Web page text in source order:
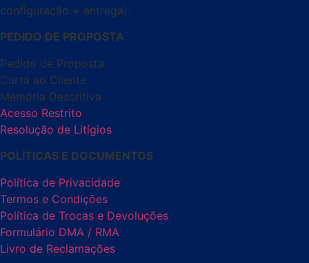
configuração + entrega).
PEDIDO DE PROPOSTA
Pedido de Proposta
Carta ao Cliente
Memória Descritiva
Acesso Restrito
Resolução de Litígios
POLÍTICAS E DOCUMENTOS
Política de Privacidade
Termos e Condições
Política de Trocas e Devoluções
Formulário DMA / RMA
Livro de Reclamações